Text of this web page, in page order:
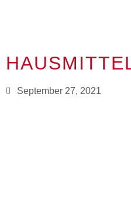
September 27, 2021